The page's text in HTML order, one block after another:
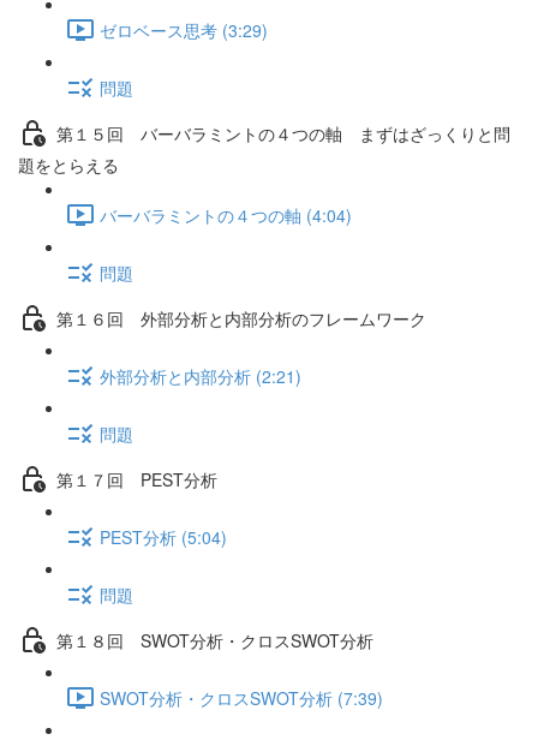
ゼロベース思考 (3:29)
問題
第１５回 バーバラミントの４つの軸 まずはざっくりと問
題をとらえる
バーバラミントの４つの軸 (4:04)
問題
第１６回 外部分析と内部分析のフレームワーク
外部分析と内部分析 (2:21)
問題
第１７回 PEST分析
PEST分析 (5:04)
問題
第１８回 SWOT分析・クロスSWOT分析
SWOT分析・クロスSWOT分析 (7:39)